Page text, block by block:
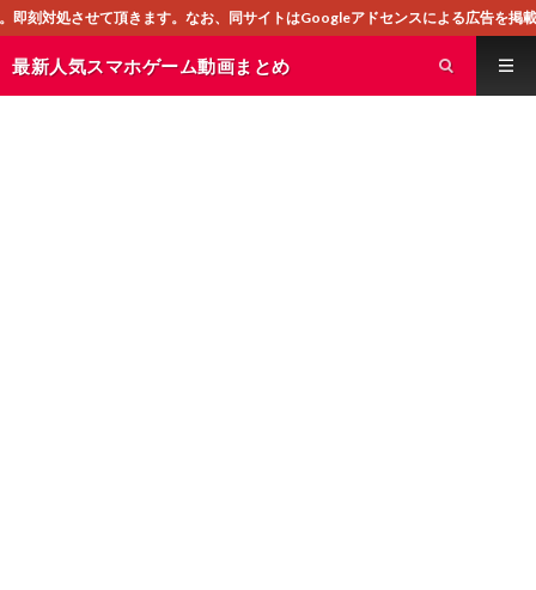
す。なお、同サイトはGoogleアドセンスによる広告を掲載しております。
最新人気スマホゲーム動画まとめ